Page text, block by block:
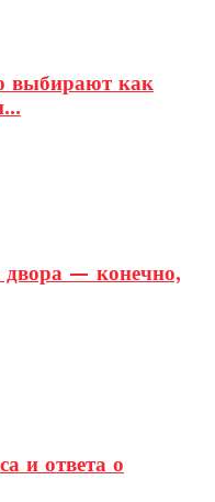
выбирают как
двора — конечно,
и ответа о